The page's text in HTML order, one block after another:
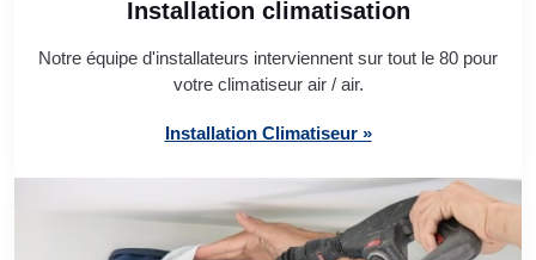
Installation climatisation
Notre équipe d'installateurs interviennent sur tout le 80 pour
votre climatiseur air / air.
Installation Climatiseur »